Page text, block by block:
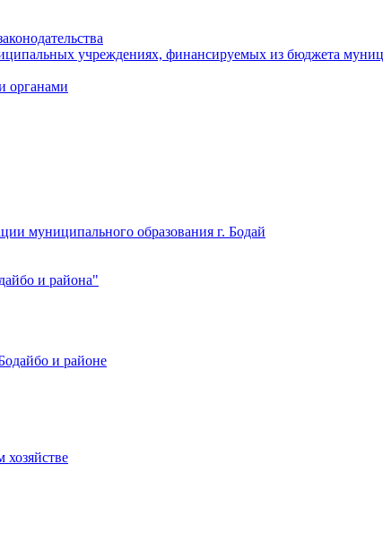
учреждениях, финансируемых из бюджета
органами
муниципального образования г. Бодай
и района"
и районе